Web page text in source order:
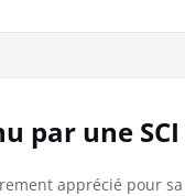
par une SCI
apprécié pour sa